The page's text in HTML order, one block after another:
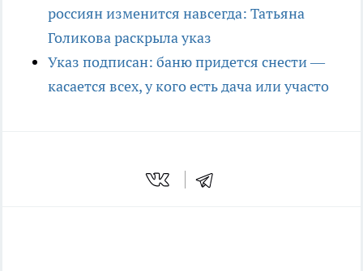
россиян изменится навсегда: Татьяна
Голикова раскрыла указ
Указ подписан: баню придется снести —
касается всех, у кого есть дача или участо